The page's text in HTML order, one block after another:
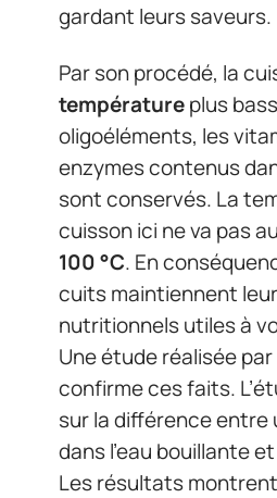
gardant leurs saveurs.
Par son procédé, la
températureplus
oligoéléments, les
enzymes contenus
sont conservés. La
cuisson ici ne va pas
100 °C. En
cuits maintiennent
nutritionnels utiles à
Une étude réalisée par
confirme ces faits.
sur la différence entre
dans l’eau bouillante
Les résultats